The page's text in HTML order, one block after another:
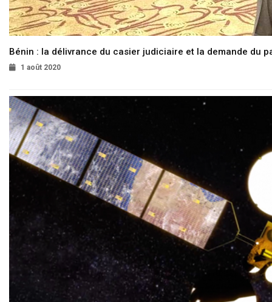
Bénin : la délivrance du casier judiciaire et la demande du
1 août 2020